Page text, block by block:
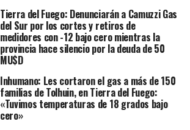
Tierra del Fuego: Denunciarán a Camuzzi Gas
del Sur por los cortes y retiros de
medidores con -12 bajo cero mientras la
provincia hace silencio por la deuda de 50
MU$D
Inhumano: Les cortaron el gas a más de 150
familias de Tolhuin, en Tierra del Fuego:
«Tuvimos temperaturas de 18 grados bajo
cero»